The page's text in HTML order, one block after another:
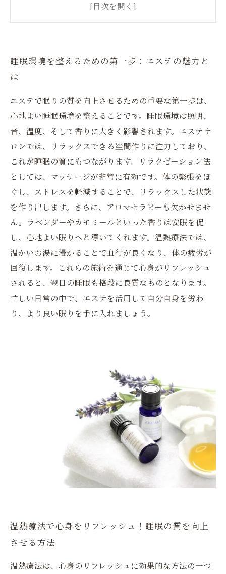
睡眠環境を整えるための第一歩：エステの魅力と
は
エステで眠りの質を向上させるための重要な第一歩は、
心地よい睡眠環境を整えることです。睡眠環境は照明、
音、温度、そして香りに大きく影響されます。エステサ
ロンでは、リラックスできる空間作りに注力しており、
これが睡眠の質にもつながります。リラクゼーション法
としては、マッサージが非常に有効です。体の緊張をほ
ぐし、ストレスを軽減することで、リラックスした状態
を作り出します。さらに、アロマセラピーも欠かせませ
ん。ラベンダーやカモミールといった香りは安眠を促
し、心地よい眠りへと導いてくれます。温熱療法では、
温かいお湯に浸かることで血行が良くなり、体の疲労が
回復します。これらの施術を通じて心身がリフレッシュ
されると、翌日の睡眠も格段に良質なものとなります。
忙しい日常の中で、エステを活用して自分自身を労わ
り、より良い眠りを手に入れましょう。
温熱療法で心身をリフレッシュ！睡眠の質を向上
させる方法
温熱療法は、心身のリフレッシュに効果的な方法の一つ